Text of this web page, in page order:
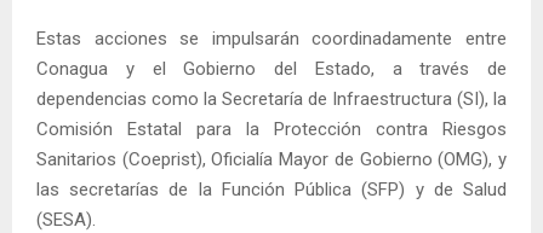
Estas acciones se impulsarán coordinadamente entre
Conagua y el Gobierno del Estado, a través de
dependencias como la Secretaría de Infraestructura (SI), la
Comisión Estatal para la Protección contra Riesgos
Sanitarios (Coeprist), Oficialía Mayor de Gobierno (OMG), y
las secretarías de la Función Pública (SFP) y de Salud
(SESA).